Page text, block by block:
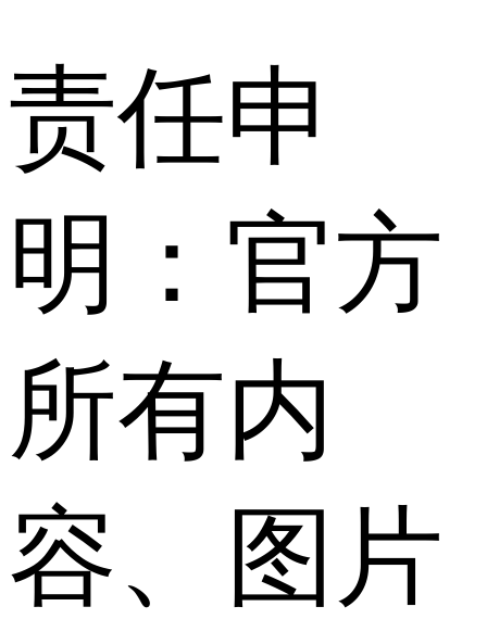
责任申
明：官方
所有内
容、图片